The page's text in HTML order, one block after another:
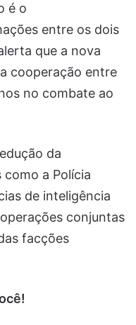
é o
entre os dois
que a nova
cooperação entre
no combate ao
da
a Polícia
de inteligência
conjuntas
facções